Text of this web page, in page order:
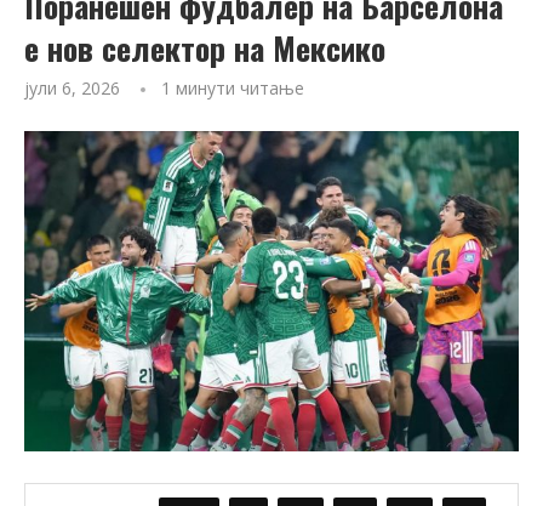
е нов селектор на Мексико
јули 6, 2026 1 минути читање